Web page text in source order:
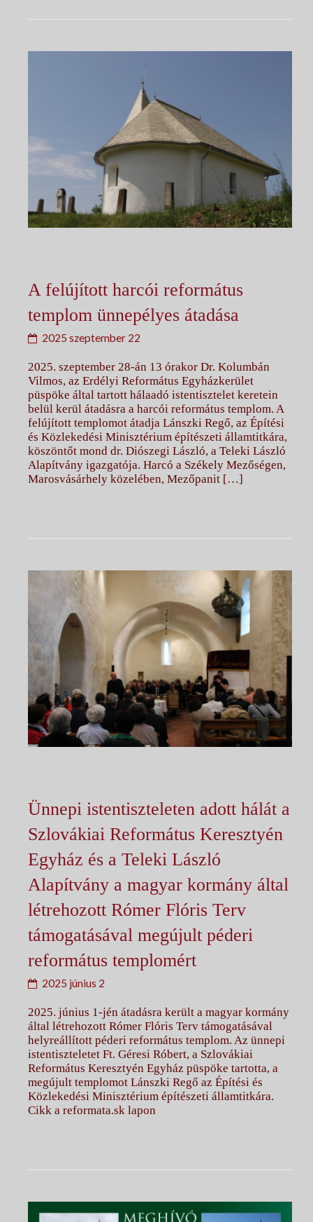
A felújított harcói református
templom ünnepélyes átadása
2025 szeptember 22
2025. szeptember 28-án 13 órakor Dr. Kolumbán
Vilmos, az Erdélyi Református Egyházkerület
püspöke által tartott hálaadó istentisztelet keretein
belül kerül átadásra a harcói református templom. A
felújított templomot átadja Lánszki Regő, az Építési
és Közlekedési Minisztérium építészeti államtitkára,
köszöntőt mond dr. Diószegi László, a Teleki László
Alapítvány igazgatója. Harcó a Székely Mezőségen,
Marosvásárhely közelében, Mezőpanit […]
Ünnepi istentiszteleten adott hálát a
Szlovákiai Református Keresztyén
Egyház és a Teleki László
Alapítvány a magyar kormány által
létrehozott Rómer Flóris Terv
támogatásával megújult péderi
református templomért
2025 június 2
2025. június 1-jén átadásra került a magyar kormány
által létrehozott Rómer Flóris Terv támogatásával
helyreállított péderi református templom. Az ünnepi
istentiszteletet Ft. Géresi Róbert, a Szlovákiai
Református Keresztyén Egyház püspöke tartotta, a
megújult templomot Lánszki Regő az Építési és
Közlekedési Minisztérium építészeti államtitkára.
Cikk a reformata.sk lapon